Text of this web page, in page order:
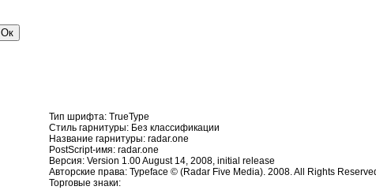
Ок
Тип шрифта: TrueType
Стиль гарнитуры: Без классификации
Название гарнитуры: radar.one
PostScript-имя: radar.one
Версия: Version 1.00 August 14, 2008, initial release
Авторские права: Typeface © (Radar Five Media). 2008. All Rights
Торговые знаки: